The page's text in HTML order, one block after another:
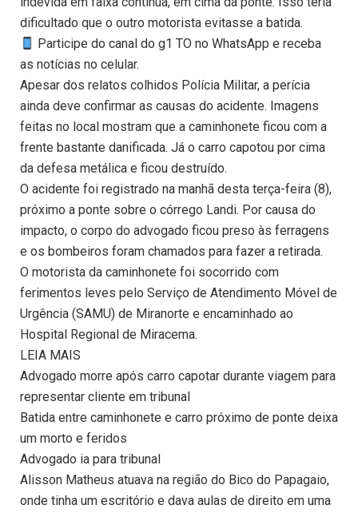
dificultado que o outro motorista evitasse a batida.
Participe do canal do g1 TO no WhatsApp e receba
as notícias no celular.
Apesar dos relatos colhidos Polícia Militar, a perícia
ainda deve confirmar as causas do acidente. Imagens
feitas no local mostram que a caminhonete ficou com a
frente bastante danificada. Já o carro capotou por cima
da defesa metálica e ficou destruído.
O acidente foi registrado na manhã desta terça-feira (8),
próximo a ponte sobre o córrego Landi. Por causa do
impacto, o corpo do advogado ficou preso às ferragens
e os bombeiros foram chamados para fazer a retirada.
O motorista da caminhonete foi socorrido com
ferimentos leves pelo Serviço de Atendimento Móvel de
Urgência (SAMU) de Miranorte e encaminhado ao
Hospital Regional de Miracema.
LEIA MAIS
Advogado morre após carro capotar durante viagem para
representar cliente em tribunal
Batida entre caminhonete e carro próximo de ponte deixa
um morto e feridos
Advogado ia para tribunal
Alisson Matheus atuava na região do Bico do Papagaio,
onde tinha um escritório e dava aulas de direito em uma